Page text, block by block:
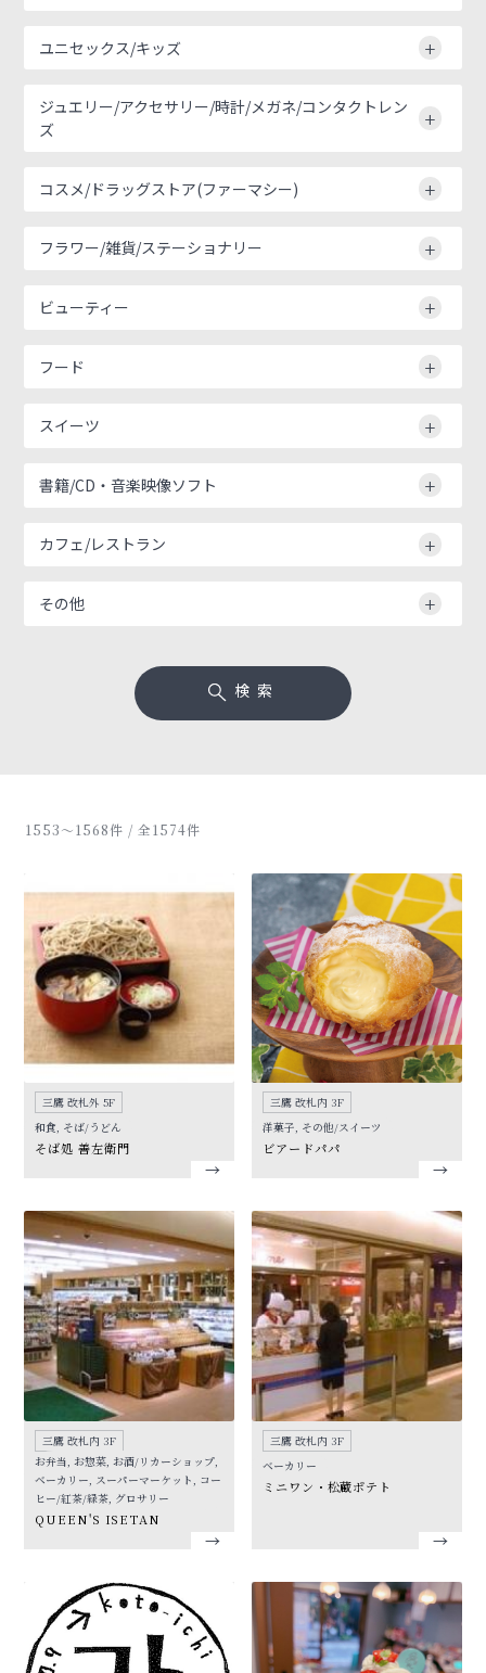
ユニセックス/キッズ
ジュエリー/アクセサリー/時計/メガネ/コンタクトレン
ズ
コスメ/ドラッグストア(ファーマシー)
フラワー/雑貨/ステーショナリー
ビューティー
フード
スイーツ
書籍/CD・音楽映像ソフト
カフェ/レストラン
その他
検索
1553〜1568件 / 全1574件
三鷹 改札外 5F
和食, そば/うどん
そば処 善左衛門
三鷹 改札内 3F
洋菓子, その他/スイーツ
ビアードパパ
三鷹 改札内 3F
お弁当, お惣菜, お酒/リカーショップ,
ベーカリー, スーパーマーケット, コー
ヒー/紅茶/緑茶, グロサリー
QUEEN'S ISETAN
三鷹 改札内 3F
ベーカリー
ミニワン・松蔵ポテト